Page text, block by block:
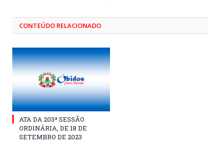
CONTEÚDO RELACIONADO
ATA DA 203ª SESSÃO
ORDINÁRIA, DE 18 DE
SETEMBRO DE 2023